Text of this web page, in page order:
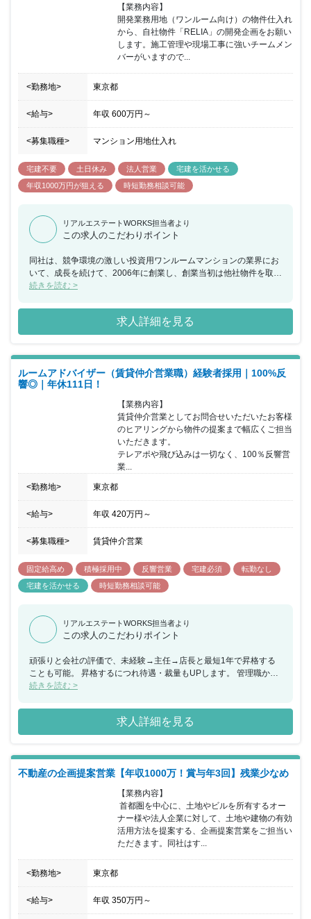
【業務内容】
開発業務用地（ワンルーム向け）の物件仕入れ
から、自社物件「RELIA」の開発企画をお願い
します。施工管理や現場工事に強いチームメン
バーがいますので...
<勤務地> 東京都
<給与> 年収 600万円 ～
<募集職種> マンション用地仕入れ
宅建不要 土日休み 法人営業
宅建を活かせる
年収1000万円が狙える
時短勤務相談可能
リアルエステートWORKS担当者より
この求人のこだわりポイント
同社は、競争環境の激しい投資用ワンルームマンションの業界にお
いて、成長を続けて、2006年に創業し、創業当初は他社物件を取り
扱いながら、確かな営業力で着実に業績をあげていきました。 今で
シリーズを展開しており自社で仕入れ、販売、管理の機能を一貫し
て持つ体制を築いています。管理戸数1665件、空室件数0件、入居
率100％です。※2023年05月01日現在 【同社の事業内容】 ・マン
・賃貸仲介業 ・売買仲介/住宅販売/売却相談/査定 ・区分マンション
リノベーション販売事業 現在、積極的に事業展開をしており、将来
的なビジョンは、年間500戸の開発チームの構築です。今年度は年
間150戸の物件開発がミッションとなります。 【働きやすい環境を
用意します】 結婚や出産、育児、介護など、社員にもさまざまな節
目があります。そんな場面でも安心して働き、長く活躍してもらえ
るよう環境を整えていくことが、会社の務めです。この数年で休日
休暇を整備し、残業や休日出勤の削減ないし代休などを徹底すると
ともに、時短勤務や産休・育休といった制度の運用を推進してきま
した。社内研修や資格取得支援のように、社員の成長を促進する取
り組みも積極的に行っています。 【福利厚生・オフィス環境】 社
員同士の距離がものすごく近く、困ったことなどは必ず助けてもら
えるかんきょうです。外部研修などもあり人間としての成長が望め
寄せてもらえます。PCなども最新のものに変更でき、効率第一の
考えの元で行動するので職場内スピード感は早いです。掃除などは
当番制になっており定期的に行っています。
続きを読む >
求人詳細を見る
ルームアドバイザー（賃貸仲介営業職）経験者採用｜100%反
響◎｜年休111日！
【業務内容】
賃貸仲介営業としてお問合せいただいたお客様
のヒアリングから物件の提案まで幅広くご担当
いただきます。
テレアポや飛び込みは一切なく、100％反響営
業...
<勤務地> 東京都
<給与> 年収 420万円 ～
<募集職種> 賃貸仲介営業
固定給高め 積極採用中 反響営業 宅建必須
転勤なし
宅建を活かせる
時短勤務相談可能
リアルエステートWORKS担当者より
この求人のこだわりポイント
頑張りと会社の評価で、未経験→主任→店長と最短1年で昇格する
ことも可能。 昇格するにつれ待遇・裁量もUPします。 管理職から
転職をお考えの方はマネジメント経験が活かせます。 生産性向上に
業部・店舗の発展に前向きです。 経験者の方は、得意なエリア・お
客様の属性など、営業パフォーマンスを発揮できるよう先輩や上司
がフォローします。 ＜福利厚生・オフィス環境＞ 社員同士の距離
研修などもあり人間としての成長が望める環境です。職場もきれい
で備品なども不備があればすぐに取り寄せてもらえます。 PCなど
内スピード感は早いです。 掃除などは当番制になっており定期的に
続きを読む >
求人詳細を見る
不動産の企画提案営業【年収1000万！賞与年3回】残業少なめ
【業務内容】
ナー様や法人企業に対して、土地や建物の有効
活用方法を提案する、企画提案営業をご担当い
ただきます。同社はす...
<勤務地> 東京都
<給与> 年収 350万円 ～